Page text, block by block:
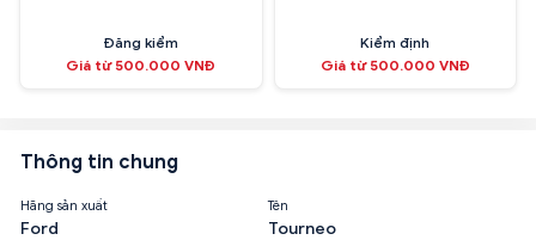
Đăng kiểm
Giá từ 500.000 VNĐ
Kiểm định
Giá từ 500.000 VNĐ
Thông tin chung
Hãng sản xuất
Ford
Tên
Tourneo